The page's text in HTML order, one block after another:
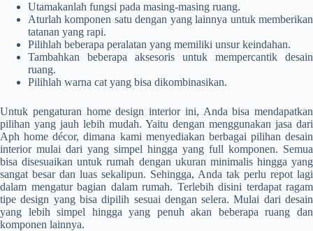
Utamakanlah fungsi pada masing-masing ruang.
Aturlah komponen satu dengan yang lainnya untuk memberikan
tatanan yang rapi.
Pilihlah beberapa peralatan yang memiliki unsur keindahan.
Tambahkan beberapa aksesoris untuk mempercantik desain
ruang.
Pilihlah warna cat yang bisa dikombinasikan.
Untuk pengaturan home design interior ini, Anda bisa mendapatkan
pilihan yang jauh lebih mudah. Yaitu dengan menggunakan jasa dari
Aph home décor, dimana kami menyediakan berbagai pilihan desain
interior mulai dari yang simpel hingga yang full komponen. Semua
bisa disesuaikan untuk rumah dengan ukuran minimalis hingga yang
sangat besar dan luas sekalipun. Sehingga, Anda tak perlu repot lagi
dalam mengatur bagian dalam rumah. Terlebih disini terdapat ragam
tipe design yang bisa dipilih sesuai dengan selera. Mulai dari desain
yang lebih simpel hingga yang penuh akan beberapa ruang dan
komponen lainnya.